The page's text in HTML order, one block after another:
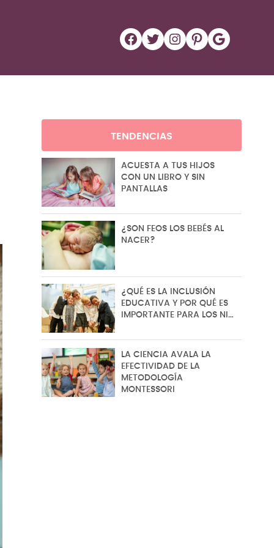
Facebook Twitter Instagram Pinterest Google
TENDENCIAS
ACUESTA A TUS HIJOS
CON UN LIBRO Y SIN
PANTALLAS
¿SON FEOS LOS BEBÉS AL
NACER?
¿QUÉ ES LA INCLUSIÓN
EDUCATIVA Y POR QUÉ ES
IMPORTANTE PARA LOS NI…
LA CIENCIA AVALA LA
EFECTIVIDAD DE LA
METODOLOGÍA
MONTESSORI